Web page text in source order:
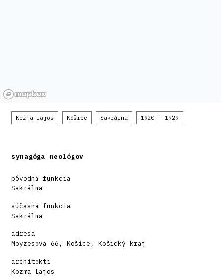
Kozma Lajos Košice Sakrálna 1920 - 1929
synagóga neológov
pôvodná funkcia
Sakrálna
súčasná funkcia
Sakrálna
adresa
Moyzesova 66, Košice, Košický kraj
architekti
Kozma Lajos